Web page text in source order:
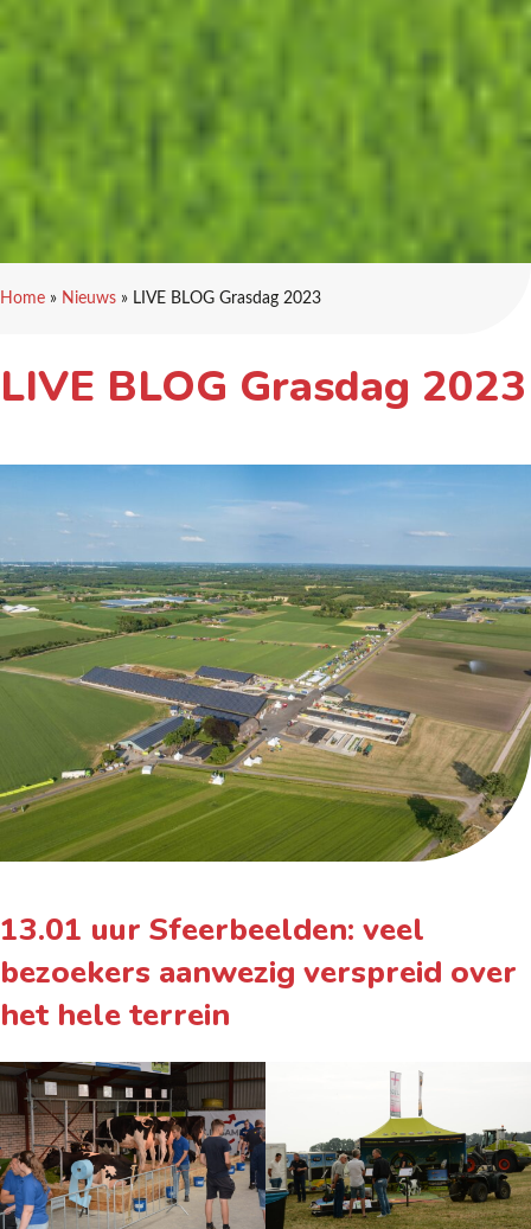
Home » Nieuws » LIVE BLOG Grasdag 2023
LIVE BLOG Grasdag 2023
13.01 uur Sfeerbeelden: veel
bezoekers aanwezig verspreid over
het hele terrein